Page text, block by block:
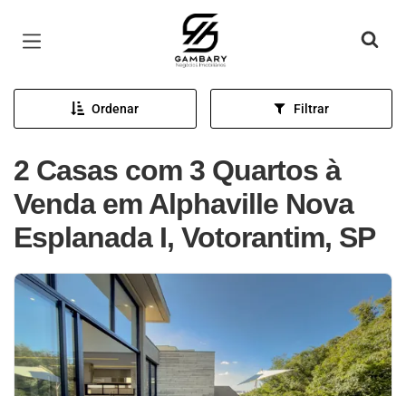
Página inicial
Ordenar Filtrar
2 Casas com 3 Quartos à
Venda em Alphaville Nova
Esplanada I, Votorantim, SP